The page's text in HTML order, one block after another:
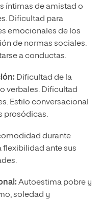
íntimas de amistad o
Dificultad para
emocionales de los
de normas sociales.
a conductas.
Dificultad de la
verbales. Dificultad
Estilo conversacional
prosódicas.
durante
ante sus
Autoestima pobre y
soledad y